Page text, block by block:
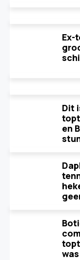
Ex-
Dit
en